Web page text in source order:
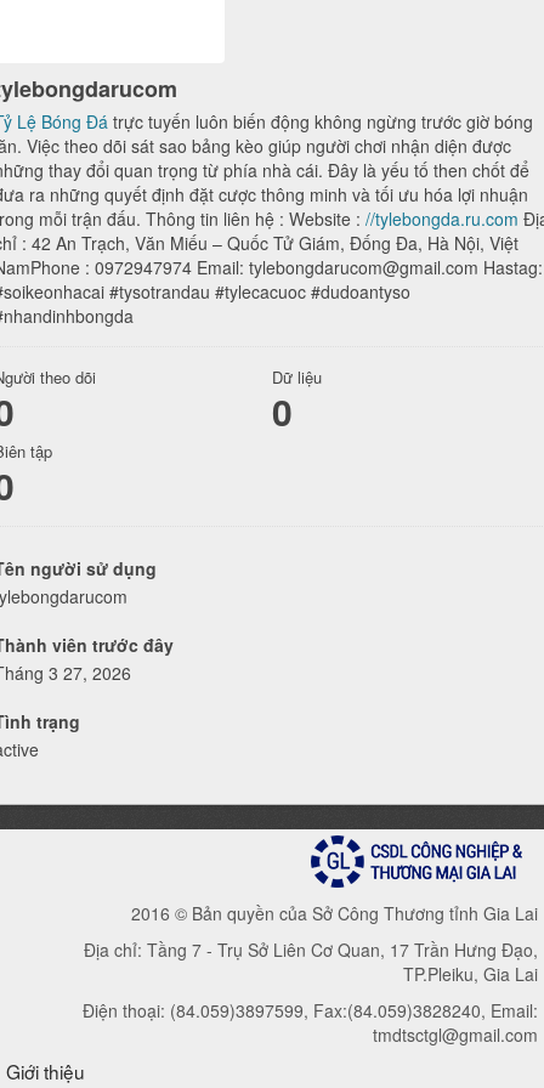
Lệ Bóng Đá trực tuyến luôn biến động không ngừng trước giờ bóng
Việc theo dõi sát sao bảng kèo giúp người chơi nhận diện được
thay đổi quan trọng từ phía nhà cái. Đây là yếu tố then chốt để
ra những quyết định đặt cược thông minh và tối ưu hóa lợi nhuận
mỗi trận đấu. Thông tin liên hệ : Website : //tylebongda.ru.com
: 42 An Trạch, Văn Miếu – Quốc Tử Giám, Đống Đa, Hà Nội, Việt
: 0972947974 Email: tylebongdarucom@gmail.com Hastag:
#tysotrandau #tylecacuoc #dudoantyso
theo dõi Dữ liệu
0
tập
người sử dụng
viên trước đây
3 27, 2026
trạng
2016 © Bản quyền của Sở Công Thương tỉnh Gia Lai
Địa chỉ: Tầng 7 - Trụ Sở Liên Cơ Quan, 17 Trần Hưng Đạo,
TP.Pleiku, Gia Lai
Điện thoại: (84.059)3897599, Fax:(84.059)3828240, Email:
tmdtsctgl@gmail.com
Giới thiệu